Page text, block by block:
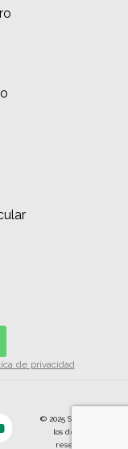
de privacidad
© 2025 SIAC | Todos
los derechos
reservados.